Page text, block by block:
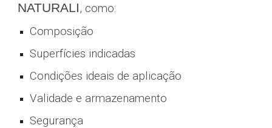
NATURALI, como:
Composição
Superfícies indicadas
Condições ideais de aplicação
Validade e armazenamento
Segurança